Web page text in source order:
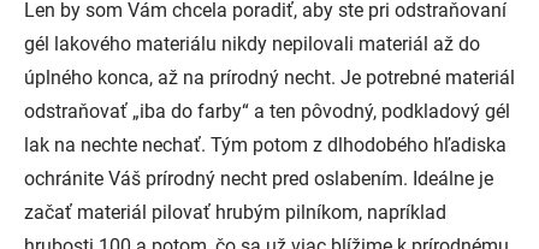
Len by som Vám chcela poradiť, aby ste pri odstraňovaní
gél lakového materiálu nikdy nepilovali materiál až do
úplného konca, až na prírodný necht. Je potrebné materiál
odstraňovať „iba do farby“ a ten pôvodný, podkladový gél
lak na nechte nechať. Tým potom z dlhodobého hľadiska
ochránite Váš prírodný necht pred oslabením. Ideálne je
začať materiál pilovať hrubým pilníkom, napríklad